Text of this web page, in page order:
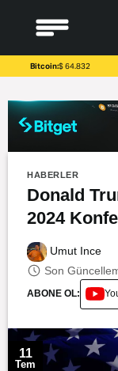
content
Bitcoin:$ 64.832
HABERLER
Donald
2024
Umut Ince
Son
ABONE OL:
11
Tem